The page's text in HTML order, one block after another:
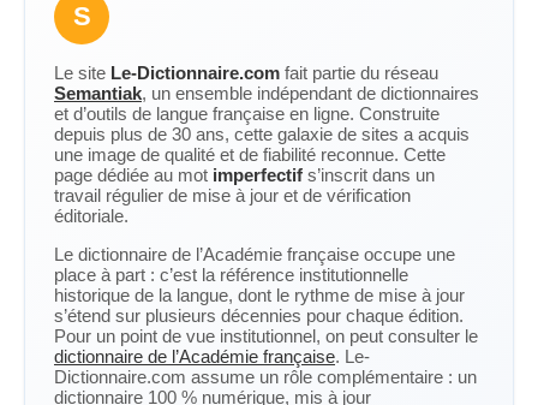
S
Le site Le-Dictionnaire.com fait partie du réseau
Semantiak, un ensemble indépendant de dictionnaires
et d’outils de langue française en ligne. Construite
depuis plus de 30 ans, cette galaxie de sites a acquis
une image de qualité et de fiabilité reconnue. Cette
page dédiée au mot imperfectif s’inscrit dans un
travail régulier de mise à jour et de vérification
éditoriale.
Le dictionnaire de l’Académie française occupe une
place à part : c’est la référence institutionnelle
historique de la langue, dont le rythme de mise à jour
s’étend sur plusieurs décennies pour chaque édition.
Pour un point de vue institutionnel, on peut consulter le
dictionnaire de l’Académie française. Le-
Dictionnaire.com assume un rôle complémentaire : un
dictionnaire 100 % numérique, mis à jour